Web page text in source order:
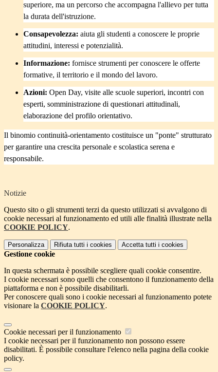
superiore, ma un percorso che accompagna l'allievo per tutta
la durata dell'istruzione.
Consapevolezza: aiuta gli studenti a conoscere le proprie
attitudini, interessi e potenzialità.
Informazione: fornisce strumenti per conoscere le offerte
formative, il territorio e il mondo del lavoro.
Azioni: Open Day, visite alle scuole superiori, incontri con
esperti, somministrazione di questionari attitudinali,
elaborazione del profilo orientativo.
Il binomio continuità-orientamento costituisce un "ponte" strutturato
per garantire una crescita personale e scolastica serena e
responsabile.
Notizie
Questo sito o gli strumenti terzi da questo utilizzati si avvalgono di
cookie necessari al funzionamento ed utili alle finalità illustrate nella
COOKIE POLICY.
Personalizza Rifiuta tutti i cookies Accetta tutti i cookies
Gestione cookie
In questa schermata è possibile scegliere quali cookie consentire.
I cookie necessari sono quelli che consentono il funzionamento della
piattaforma e non è possibile disabilitarli.
Per conoscere quali sono i cookie necessari al funzionamento potete
visionare la COOKIE POLICY.
Cookie necessari per il funzionamento
I cookie necessari per il funzionamento non possono essere
disabilitati. È possibile consultare l'elenco nella pagina della cookie
policy.